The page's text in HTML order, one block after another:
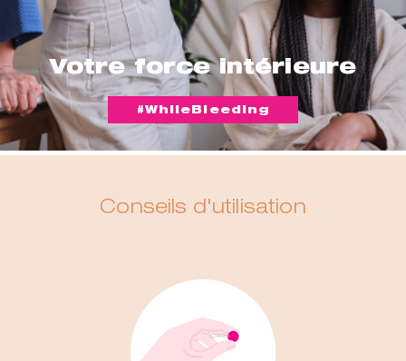
Votre force intérieure
#WhileBleeding
Conseils d'utilisation